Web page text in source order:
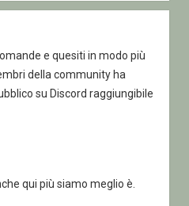
e quesiti in modo più
della community ha
su Discord raggiungibile
qui più siamo meglio è.